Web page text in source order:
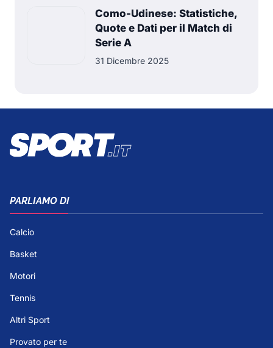
Como-Udinese: Statistiche,
Quote e Dati per il Match di
Serie A
31 Dicembre 2025
PARLIAMO DI
Calcio
Basket
Motori
Tennis
Altri Sport
Provato per te